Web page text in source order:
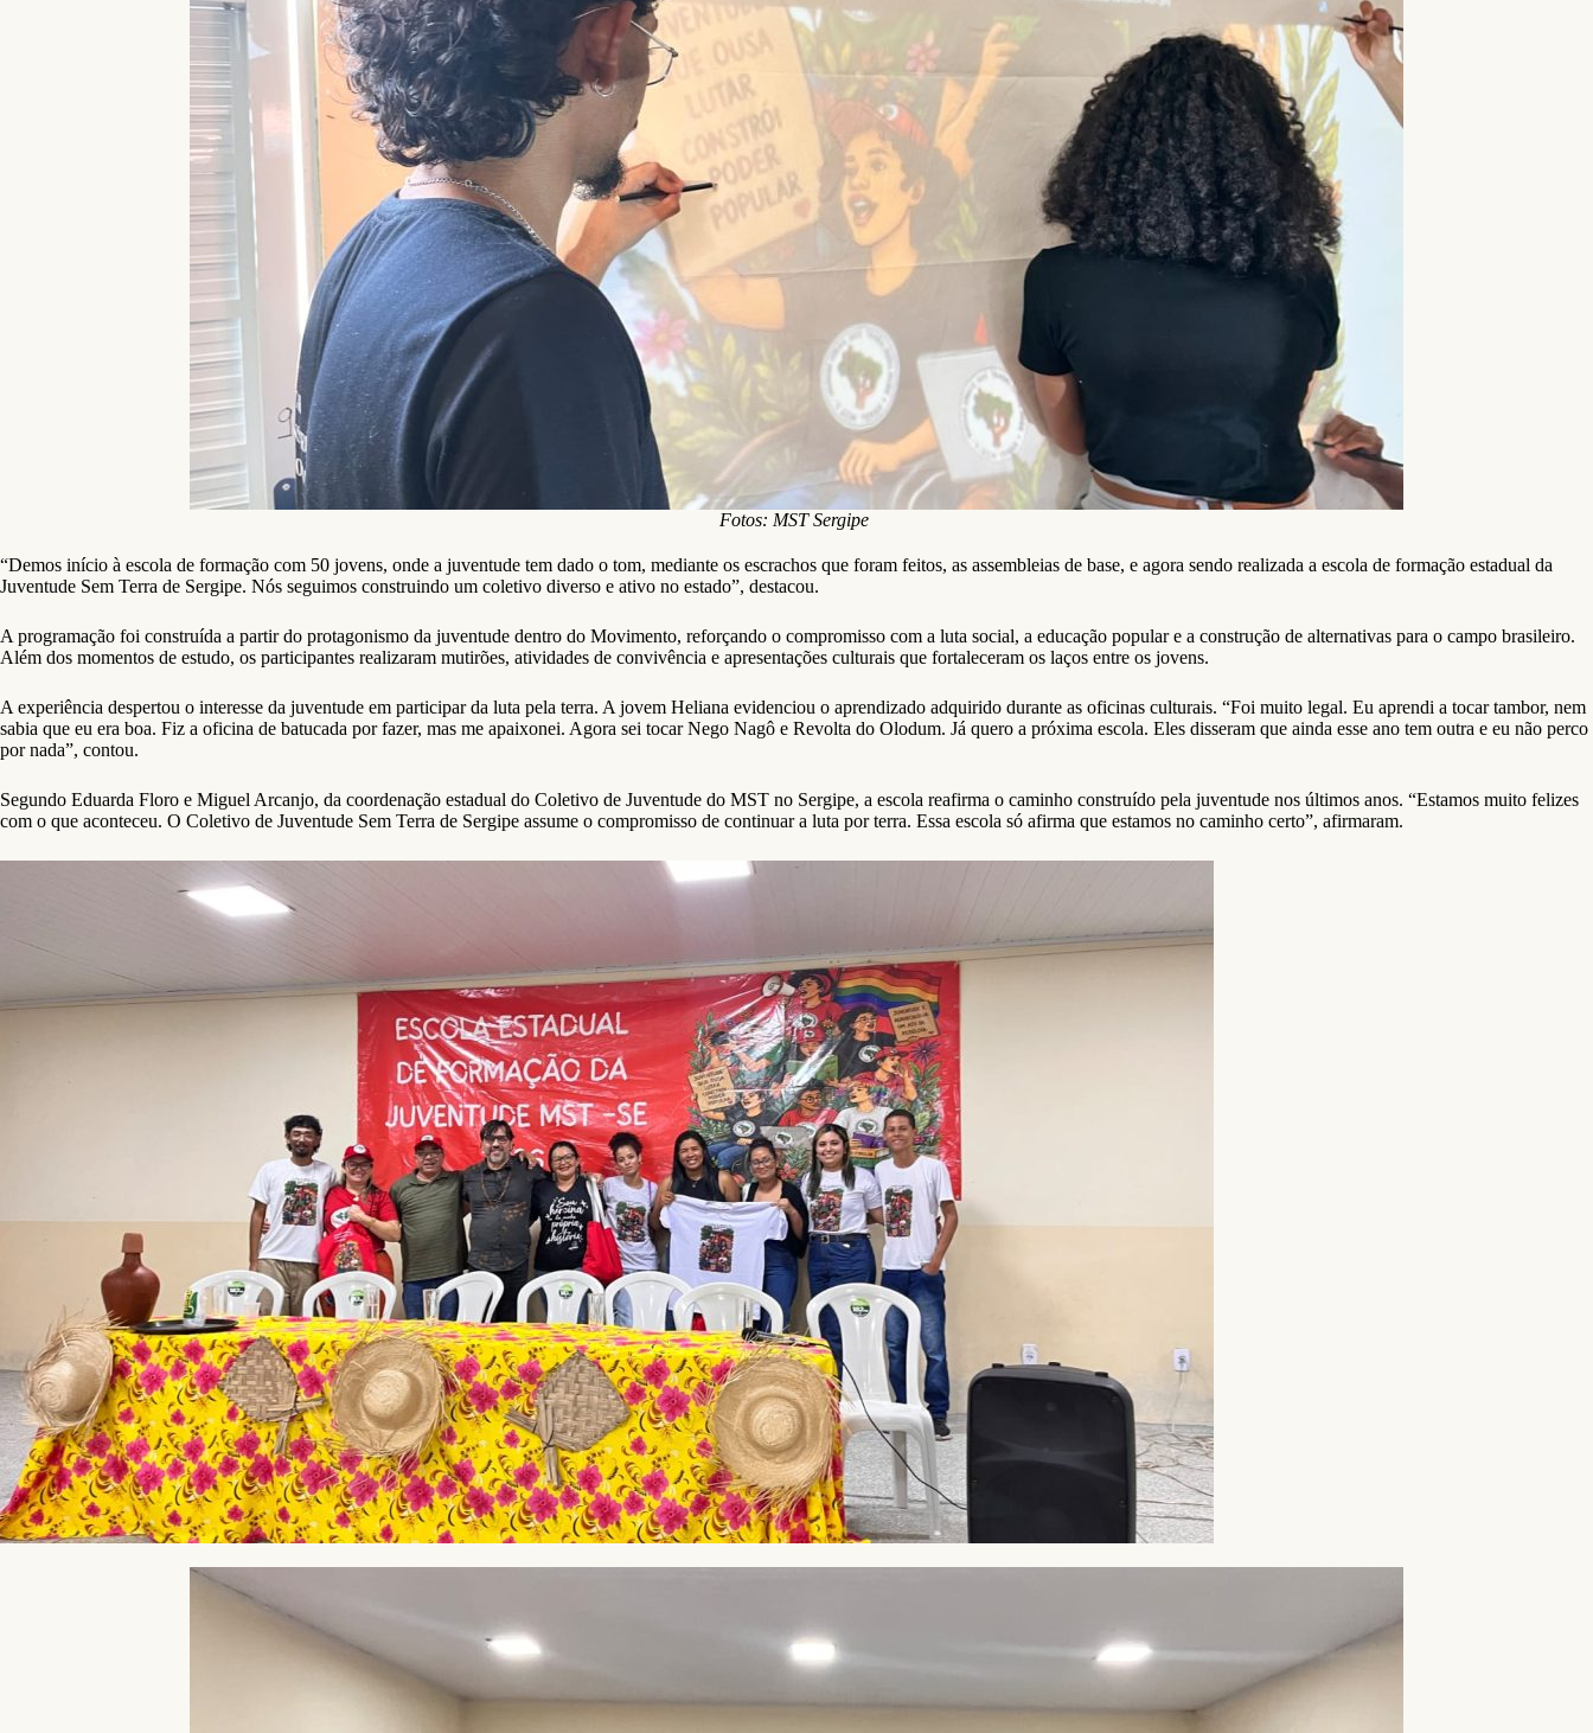
Fotos: MST Sergipe
“Demos início à escola de formação com 50 jovens, onde a juventude tem dado o tom, mediante os escrachos que foram feitos, as assembleias de base, e agora sendo realizada a escola de formação estadual da
Juventude Sem Terra de Sergipe. Nós seguimos construindo um coletivo diverso e ativo no estado”, destacou.
A programação foi construída a partir do protagonismo da juventude dentro do Movimento, reforçando o compromisso com a luta social, a educação popular e a construção de alternativas para o campo brasileiro.
Além dos momentos de estudo, os participantes realizaram mutirões, atividades de convivência e apresentações culturais que fortaleceram os laços entre os jovens.
A experiência despertou o interesse da juventude em participar da luta pela terra. A jovem Heliana evidenciou o aprendizado adquirido durante as oficinas culturais. “Foi muito legal. Eu aprendi a tocar tambor, nem
sabia que eu era boa. Fiz a oficina de batucada por fazer, mas me apaixonei. Agora sei tocar Nego Nagô e Revolta do Olodum. Já quero a próxima escola. Eles disseram que ainda esse ano tem outra e eu não perco
por nada”, contou.
Segundo Eduarda Floro e Miguel Arcanjo, da coordenação estadual do Coletivo de Juventude do MST no Sergipe, a escola reafirma o caminho construído pela juventude nos últimos anos. “Estamos muito felizes
com o que aconteceu. O Coletivo de Juventude Sem Terra de Sergipe assume o compromisso de continuar a luta por terra. Essa escola só afirma que estamos no caminho certo”, afirmaram.